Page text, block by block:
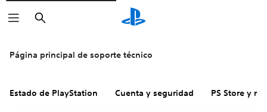
Buscar
Página principal de soporte técnico
Estado de PlayStation Cuenta y seguridad PS Store y